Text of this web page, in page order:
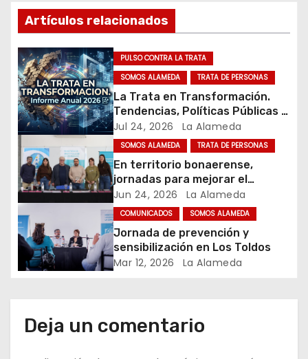
c
i
ó
n
d
e
e
n
t
r
d
Artículos relacionados
PULSO CONTRA LA TRATA
SOMOS ALAMEDA
TRATA DE PERSONAS
La Trata en Transformación.
Tendencias, Políticas Públicas y
Nuevos Desafíos. Argentina y el
Mundo – Julio 2026
Jul 24, 2026 La Alameda
SOMOS ALAMEDA TRATA DE PERSONAS
En territorio bonaerense,
jornadas para mejorar el
cuidado en comunidad
Jun 24, 2026 La Alameda
COMUNICADOS SOMOS ALAMEDA
Jornada de prevención y
sensibilización en Los Toldos
Mar 12, 2026 La Alameda
Deja un comentario